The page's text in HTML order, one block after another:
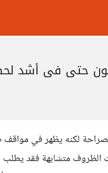
حتى في أشد
لكنه يظهر في
متشابهة فقد يطلب